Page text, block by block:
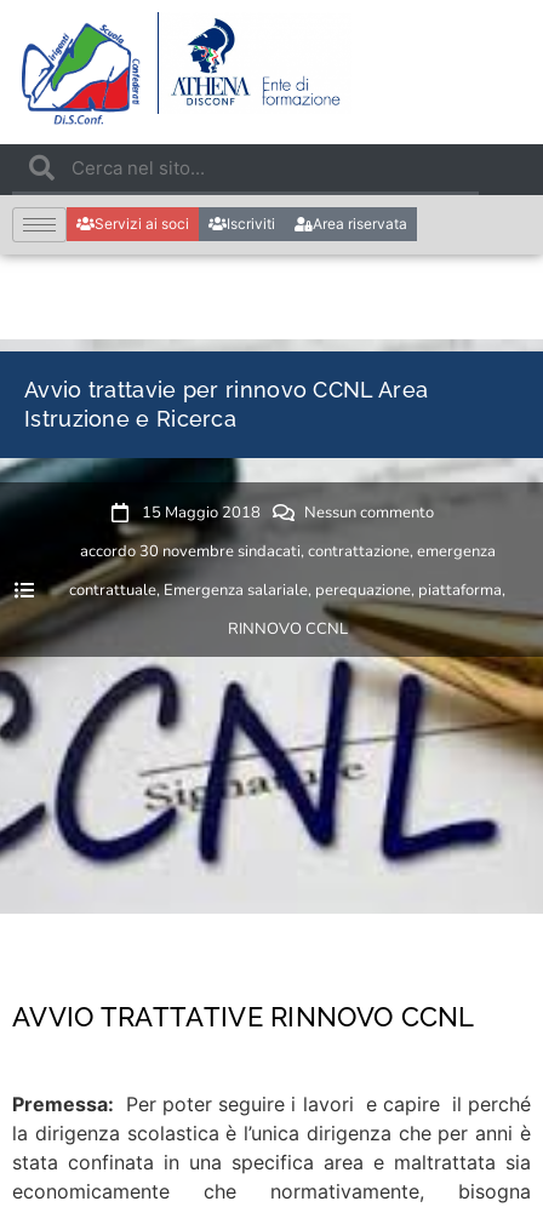
Servizi ai soci Iscriviti Area riservata
Avvio trattavie per rinnovo CCNL Area
Istruzione e Ricerca
15 Maggio 2018
Nessun commento
accordo 30 novembre sindacati, contrattazione, emergenza
contrattuale,Emergenza salariale, perequazione, piattaforma,
RINNOVO CCNL
AVVIO TRATTATIVE RINNOVO CCNL
Premessa: Per poter seguire i lavori e capire il perché
la dirigenza scolastica è l’unica dirigenza che per anni è
stata confinata in una specifica area e maltrattata sia
economicamente che normativamente, bisogna